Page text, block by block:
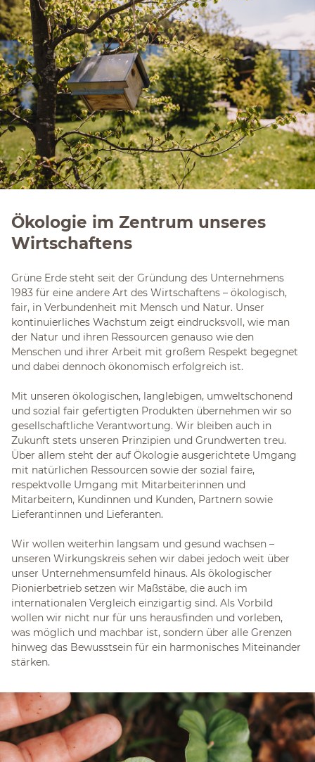
Ökologie im Zentrum unseres
Wirtschaftens
Grüne Erde steht seit der Gründung des Unternehmens
1983 für eine andere Art des Wirtschaftens – ökologisch,
fair, in Verbundenheit mit Mensch und Natur. Unser
kontinuierliches Wachstum zeigt eindrucksvoll, wie man
der Natur und ihren Ressourcen genauso wie den
Menschen und ihrer Arbeit mit großem Respekt begegnet
und dabei dennoch ökonomisch erfolgreich ist.
Mit unseren ökologischen, langlebigen, umweltschonend
und sozial fair gefertigten Produkten übernehmen wir so
gesellschaftliche Verantwortung. Wir bleiben auch in
Zukunft stets unseren Prinzipien und Grundwerten treu.
Über allem steht der auf Ökologie ausgerichtete Umgang
mit natürlichen Ressourcen sowie der sozial faire,
respektvolle Umgang mit Mitarbeiterinnen und
Mitarbeitern, Kundinnen und Kunden, Partnern sowie
Lieferantinnen und Lieferanten.
Wir wollen weiterhin langsam und gesund wachsen –
unseren Wirkungskreis sehen wir dabei jedoch weit über
unser Unternehmensumfeld hinaus. Als ökologischer
Pionierbetrieb setzen wir Maßstäbe, die auch im
internationalen Vergleich einzigartig sind. Als Vorbild
wollen wir nicht nur für uns herausfinden und vorleben,
was möglich und machbar ist, sondern über alle Grenzen
hinweg das Bewusstsein für ein harmonisches Miteinander
stärken.